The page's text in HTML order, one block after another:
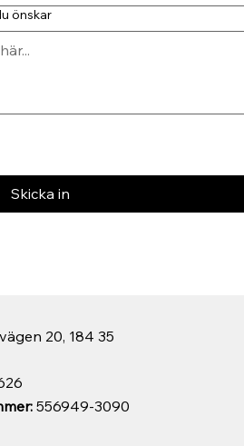
önskar
Skicka in
556949-3090
20, 184 35